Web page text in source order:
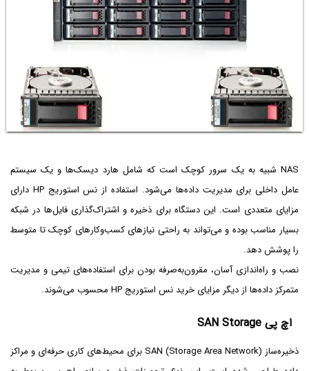
NAS شبیه به یک سرور کوچک است که شامل هارد دیسک‌ها و یک سیستم‌
عامل داخلی برای مدیریت داده‌ها می‌شود. استفاده از نس استوریج HP دارای
مزایای متعددی است. این دستگاه برای ذخیره و اشتراک‌گذاری فایل‌ها در شبکه
بسیار مناسب بوده و می‌تواند به راحتی نیازهای کسب‌وکارهای کوچک تا متوسط
را پوشش دهد.
نصب و راه‌اندازی آسان، مقرون‌به‌صرفه بودن برای استفاده‌های تیمی و مدیریت
متمرکز داده‌ها از دیگر مزایای خرید نس استوریج HP محسوب می‌شوند.
اچ پی SAN Storage
ذخیره‌ساز SAN (Storage Area Network) برای محیط‌های کاری حرفه‌ای و مراکز